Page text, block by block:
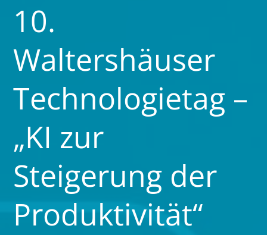
10.
Waltershäuser
Technologietag –
„KI zur
Steigerung der
Produktivität“